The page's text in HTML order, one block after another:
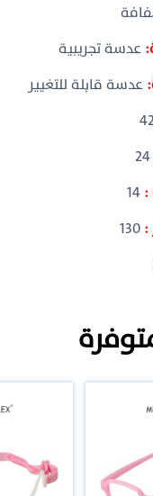
عدسة تجريبية
عدسة قابلة للتغيير
24
:
14
:
130